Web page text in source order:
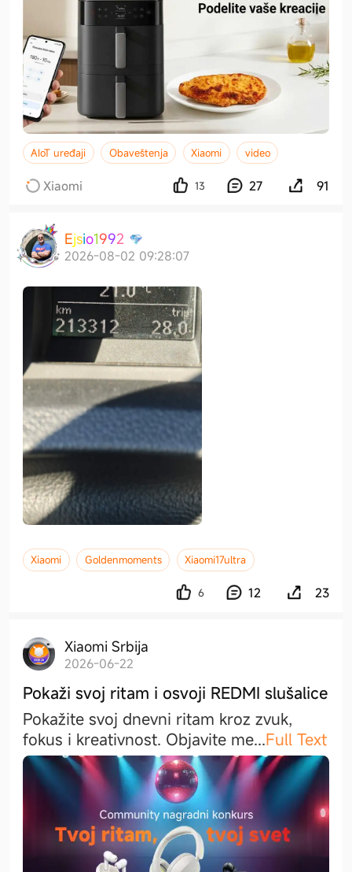
AIoT uređaji Obaveštenja Xiaomi video
Xiaomi 13 27 91
Ejsio1992
2026-08-02 09:28:07
Xiaomi Goldenmoments Xiaomi17ultra
6 12 23
Xiaomi Srbija
2026-06-22
Pokaži svoj ritam i osvoji REDMI slušalice
Pokažite svoj dnevni ritam kroz zvuk,
fokus i kreativnost. Objavite me...Full Text